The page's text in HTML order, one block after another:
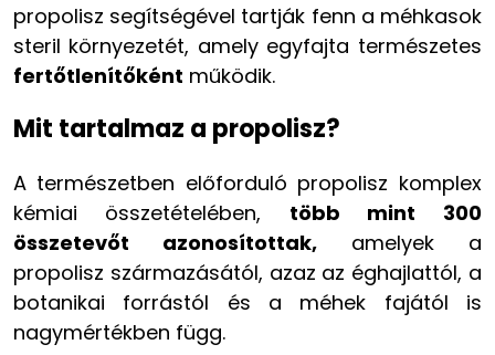
propolisz segítségével tartják fenn a méhkasok
steril környezetét, amely egyfajta természetes
fertőtlenítőként működik.
Mit tartalmaz a propolisz?
A természetben előforduló propolisz komplex
kémiai összetételében, több mint 300
összetevőt azonosítottak, amelyek a
propolisz származásától, azaz az éghajlattól, a
botanikai forrástól és a méhek fajától is
nagymértékben függ.